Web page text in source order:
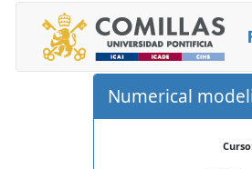
Numerical